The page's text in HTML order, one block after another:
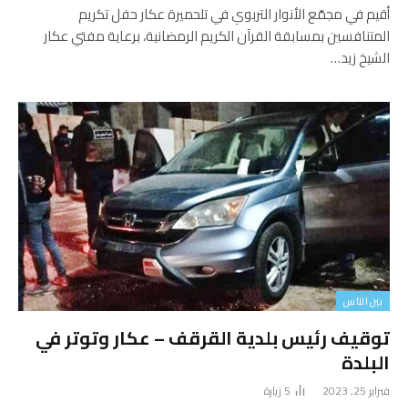
أقيم في مجمّع الأنوار التربوي في تلحميرة عكار حفل تكريم
المتنافسين بمسابقة القرآن الكريم الرمضانية، برعاية مفتي عكار
الشيخ زيد…
بين الناس
توقيف رئيس بلدية القرقف – عكار وتوتر في
البلدة
فبراير 25, 2023 5 زيارة